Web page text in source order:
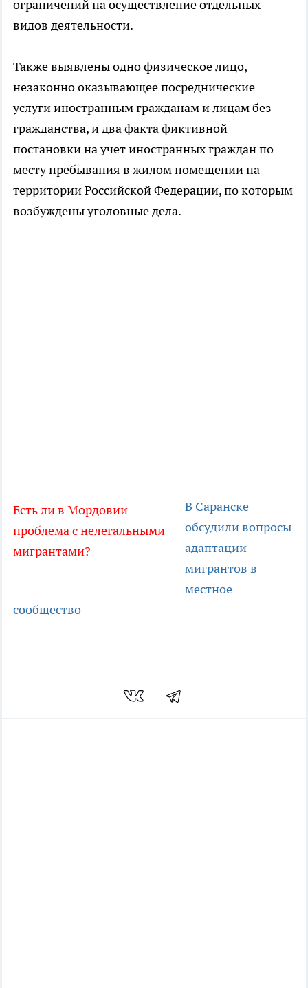
ограничений на осуществление отдельных
видов деятельности.
Также выявлены одно физическое лицо,
незаконно оказывающее посреднические
услуги иностранным гражданам и лицам без
гражданства, и два факта фиктивной
постановки на учет иностранных граждан по
месту пребывания в жилом помещении на
территории Российской Федерации, по которым
возбуждены уголовные дела.
Есть ли в Мордовии
проблема с нелегальными
мигрантами?
В Саранске
обсудили вопросы
адаптации
мигрантов в
местное
сообщество